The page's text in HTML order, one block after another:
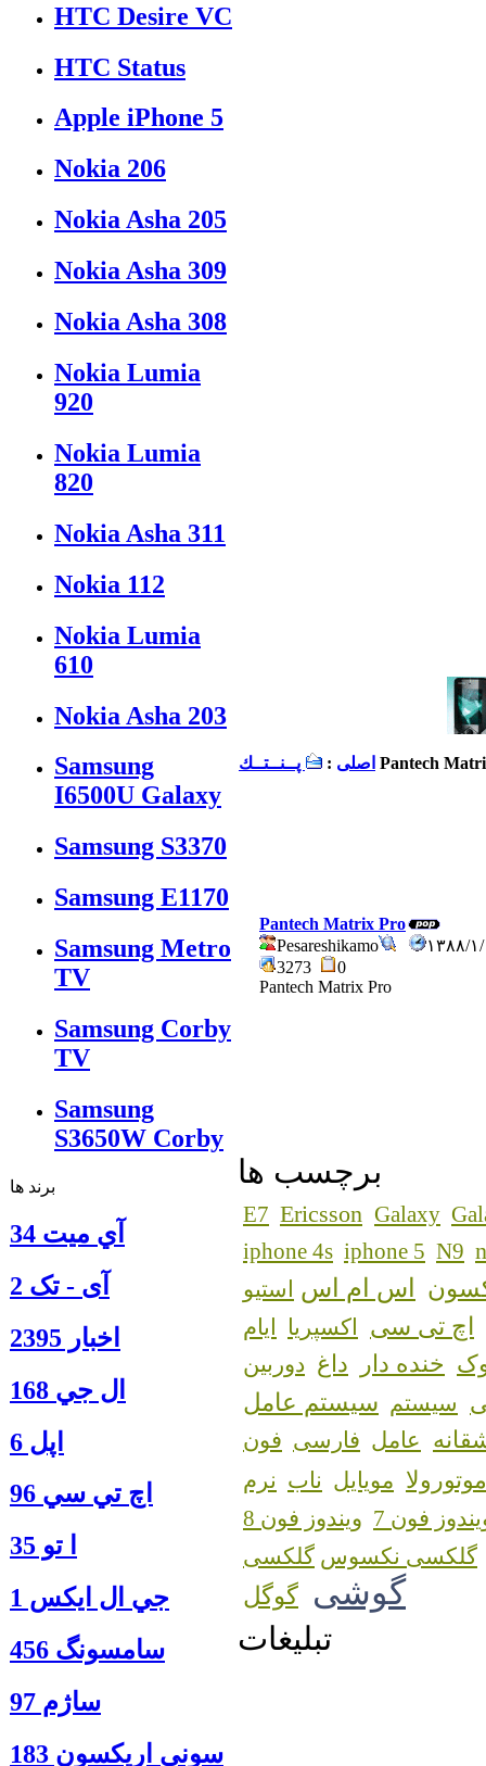
HTC Desire VC
HTC Status
Apple iPhone 5
Nokia 206
Nokia Asha 205
Nokia Asha 309
Nokia Asha 308
Nokia Lumia
920
Nokia Lumia
820
Nokia Asha 311
Nokia 112
Nokia Lumia
610
Nokia Asha 203
Samsung
I6500U Galaxy
Samsung S3370
Samsung E1170
Samsung Metro
TV
Samsung Corby
TV
Samsung
S3650W Corby
برند ها
آي ميت 34
آی - تک 2
اخبار 2395
ال جي 168
اپل 6
اچ تي سي 96
ا‍ تو 35
جي ال ايكس 1
سامسونگ 456
ساژم 97
سوني اريكسون 183
اصلی : پــنــتــك Pantech
Pantech Matrix Pro
Pesareshikamo
۴:۵۰
3273
0
Pantech Matrix Pro
برچسب ها
E7 Ericsson Galaxy
iphone 4s iphone 5 N9
اس ام اس استیو
اچ تی سی اکسپریا ایام
خنده دار داغ دوربین
سیستم سیستم عامل
عامل فارسی فون
موتورولا مویایل ناب نرم
فون 7
ویندوز فون 8
گلکسی نکسوس
گوشی گوگل
تبلیغات